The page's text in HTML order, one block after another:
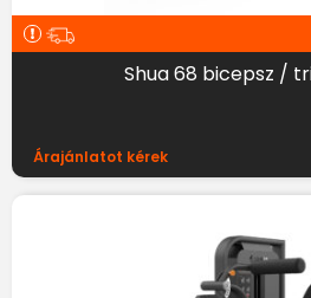
Shua 68 bicepsz /
Árajánlatot kérek